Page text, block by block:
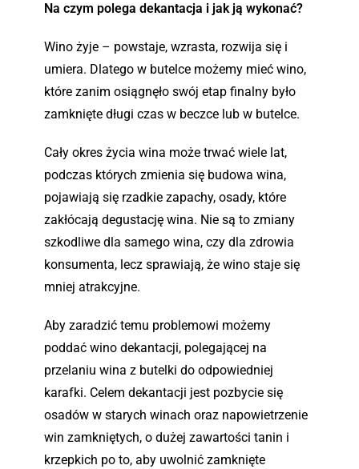
Na czym polega dekantacja i jak ją wykonać?
Wino żyje – powstaje, wzrasta, rozwija się i
umiera. Dlatego w butelce możemy mieć wino,
które zanim osiągnęło swój etap finalny było
zamknięte długi czas w beczce lub w butelce.
Cały okres życia wina może trwać wiele lat,
podczas których zmienia się budowa wina,
pojawiają się rzadkie zapachy, osady, które
zakłócają degustację wina. Nie są to zmiany
szkodliwe dla samego wina, czy dla zdrowia
konsumenta, lecz sprawiają, że wino staje się
mniej atrakcyjne.
Aby zaradzić temu problemowi możemy
poddać wino dekantacji, polegającej na
przelaniu wina z butelki do odpowiedniej
karafki. Celem dekantacji jest pozbycie się
osadów w starych winach oraz napowietrzenie
win zamkniętych, o dużej zawartości tanin i
krzepkich po to, aby uwolnić zamknięte